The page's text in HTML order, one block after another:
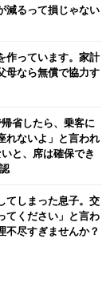
減るって損じゃない
作っています。家計
母なら無償で協力す
省したら、乗客に
れないよ」と言われ
と、席は確保でき
てしまった息子。交
てください」と言わ
不尽すぎませんか？